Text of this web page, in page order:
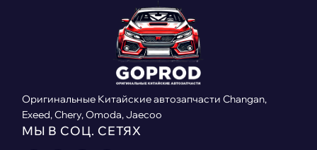
Оригинальные Китайские автозапчасти Changan,
Exeed, Chery, Omoda, Jaecoo
МЫ В СОЦ. СЕТЯХ